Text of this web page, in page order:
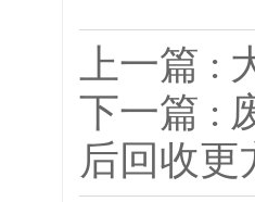
上一篇 :
下一篇 :
后回收更